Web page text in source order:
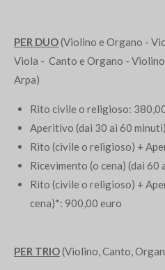
PER DUO(Violino e Organo -
Viola - Canto e Organo -
Arpa)
Rito civile o religioso:
Aperitivo (dai 30 ai 60
Rito (civile o religioso) +
Ricevimento (o cena) (dai 60
Rito (civile o religioso) +
cena)*: 900,00 euro
PER TRIO(Violino, Canto,